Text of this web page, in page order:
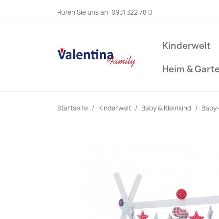
Rufen Sie uns an: 0931 322 78 0
Kinderwelt
Heim &
Startseite Kinderwelt Baby & Kleinkind